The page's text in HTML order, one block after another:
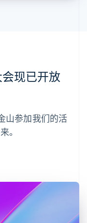
现已开放
山参加我们的活
。